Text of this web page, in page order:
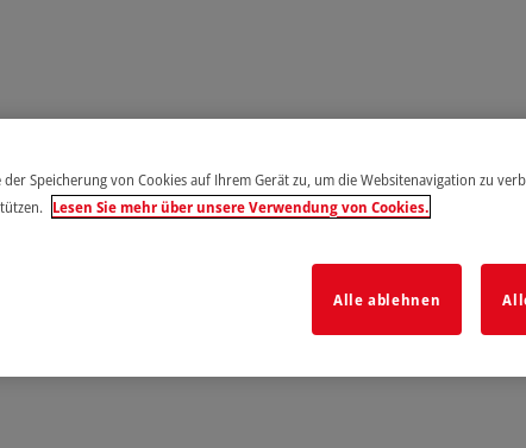
Speicherung von Cookies auf Ihrem Gerät zu, um die Websitenavigation zu
Lesen Sie mehr über unsere Verwendung von Cookies.
Alle ablehnen